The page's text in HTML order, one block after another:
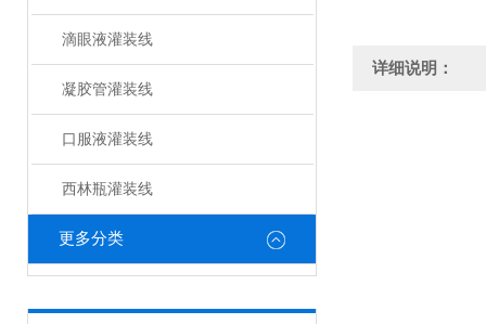
滴眼液灌装线
凝胶管灌装线
口服液灌装线
西林瓶灌装线
更多分类
详细说明：